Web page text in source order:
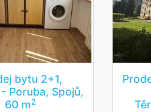
bytu 2+1,
Poruba, Spojů,
60 m2